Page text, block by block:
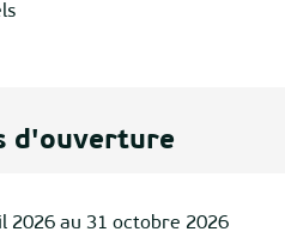
d'ouverture
2026 au 31 octobre 2026